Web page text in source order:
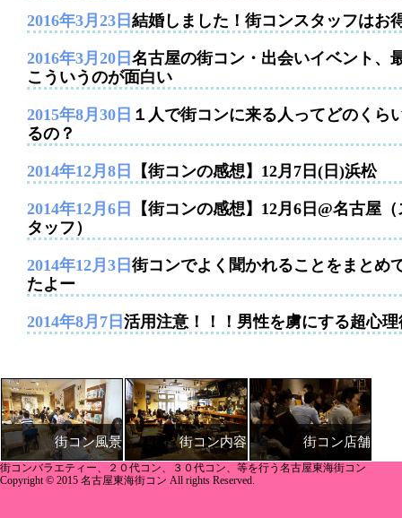
2016年3月23日 結婚しました！街コンスタッフはお
2016年3月20日 名古屋の街コン・出会いイベント、
こういうのが面白い
2015年8月30日 １人で街コンに来る人ってどのくら
るの？
2014年12月8日 【街コンの感想】12月7日(日)浜松
2014年12月6日
【街コンの感想】12月6日@名古屋（
タッフ）
2014年12月3日 街コンでよく聞かれることをまとめ
たよー
2014年8月7日 活用注意！！！男性を虜にする超心理
街コン風景 街コン内容 街コン店舗
街コンバラエティー、２０代コン、３０代コン、等を行う名古屋東海街コン
Copyright © 2015 名古屋東海街コン All rights Reserved.